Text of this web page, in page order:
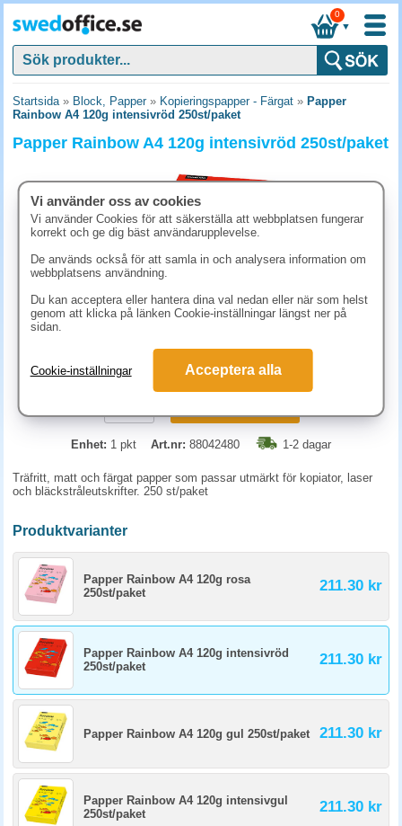
▼
0
Startsida» Block, Papper» Kopieringspapper - Färgat » Papper
Rainbow A4 120g intensivröd 250st/paket
Papper Rainbow A4 120g intensivröd 250st/paket
211.30 kr (inkl. moms)
Enhet: 1 pkt Art.nr: 88042480 1-2 dagar
Träfritt, matt och färgat papper som passar utmärkt för kopiator, laser
och bläckstråleutskrifter. 250 st/paket
Produktvarianter
Papper Rainbow A4 120g rosa
250st/paket
211.30 kr
Papper Rainbow A4 120g intensivröd
250st/paket
211.30 kr
Papper Rainbow A4 120g gul 250st/paket 211.30 kr
Papper Rainbow A4 120g intensivgul
250st/paket
211.30 kr
Vi använder oss av cookies
Vi använder Cookies för att säkerställa att webbplatsen fungerar
korrekt och ge dig bäst användarupplevelse.
De används också för att samla in och analysera information om
webbplatsens användning.
Du kan acceptera eller hantera dina val nedan eller när som helst
genom att klicka på länken Cookie-inställningar längst ner på
sidan.
Cookie-inställningar Acceptera alla